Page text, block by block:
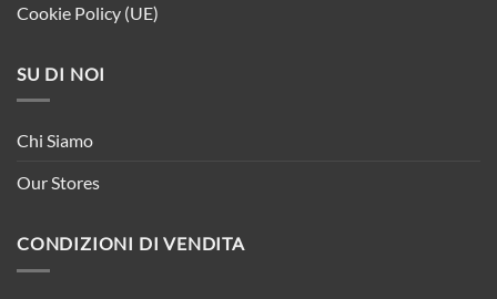
Cookie Policy (UE)
SU DI NOI
Chi Siamo
Our Stores
CONDIZIONI DI VENDITA